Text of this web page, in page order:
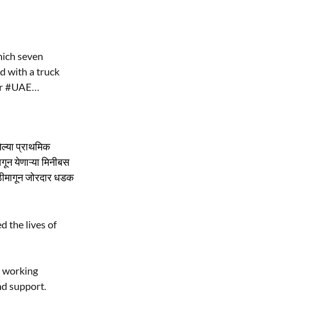
seven
with a truck
#UAE…
प्राथमिक
येणाऱ्या मिनीबस
जोरदार धडक
the lives of
working
support.